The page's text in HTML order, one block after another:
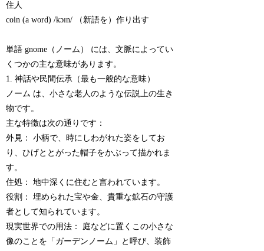
住人
coin (a word) /kɔɪn/ （新語を）作り出す
単語 gnome（ノーム） には、文脈によってい
くつかの主な意味があります。
1. 神話や民間伝承（最も一般的な意味）
ノーム は、小さな老人のような伝説上の生き
物です。
主な特徴は次の通りです：
外見： 小柄で、時にしわがれた姿をしてお
り、ひげととがった帽子をかぶって描かれま
す。
住処： 地中深くに住むと言われています。
役割： 埋められた宝や金、貴重な鉱石の守護
者として知られています。
現実世界での用法： 庭などに置くこの小さな
像のことを「ガーデンノーム」と呼び、装飾